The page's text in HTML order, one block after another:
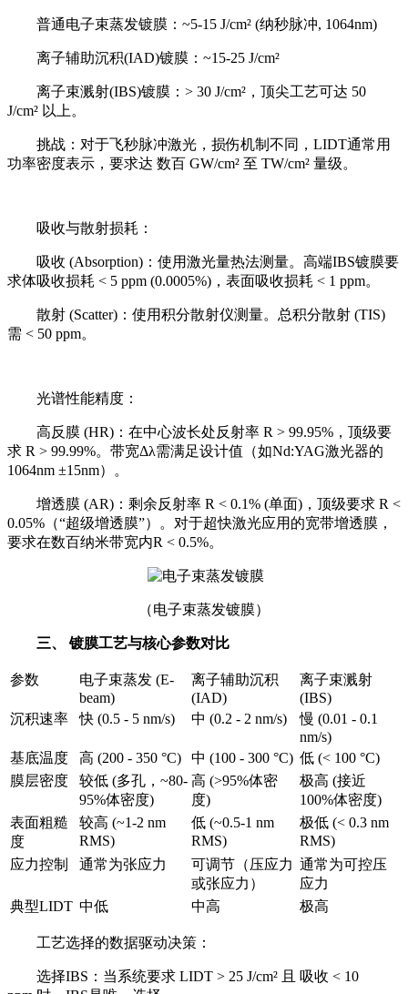
普通电子束蒸发镀膜：~5-15 J/cm² (纳秒脉冲, 1064nm)
离子辅助沉积(IAD)镀膜：~15-25 J/cm²
离子束溅射(IBS)镀膜：> 30 J/cm²，顶尖工艺可达 50
J/cm² 以上。
挑战：对于飞秒脉冲激光，损伤机制不同，LIDT通常用
功率密度表示，要求达 数百 GW/cm² 至 TW/cm² 量级。
吸收与散射损耗：
吸收 (Absorption)：使用激光量热法测量。高端IBS镀膜要
求体吸收损耗 < 5 ppm (0.0005%)，表面吸收损耗 < 1 ppm。
散射 (Scatter)：使用积分散射仪测量。总积分散射 (TIS)
需 < 50 ppm。
光谱性能精度：
高反膜 (HR)：在中心波长处反射率 R > 99.95%，顶级要
求 R > 99.99%。带宽Δλ需满足设计值（如Nd:YAG激光器的
1064nm ±15nm）。
增透膜 (AR)：剩余反射率 R < 0.1% (单面)，顶级要求 R <
0.05%（“超级增透膜”）。对于超快激光应用的宽带增透膜，
要求在数百纳米带宽内R < 0.5%。
（电子束蒸发镀膜）
三、 镀膜工艺与核心参数对比
参数
电子束蒸发 (E-
beam)
离子辅助沉积
(IAD)
离子束溅射
(IBS)
沉积速率
快 (0.5 - 5 nm/s) 中 (0.2 - 2 nm/s)
慢 (0.01 - 0.1
nm/s)
基底温度
高 (200 - 350 °C) 中 (100 - 300 °C) 低 (< 100 °C)
膜层密度
较低 (多孔，~80-
95%体密度)
高 (>95%体密
度)
极高 (接近
100%体密度)
表面粗糙
度
较高 (~1-2 nm
RMS)
低 (~0.5-1 nm
RMS)
极低 (< 0.3 nm
RMS)
应力控制
通常为张应力
可调节（压应力
或张应力）
通常为可控压
应力
典型LIDT 中低 中高 极高
工艺选择的数据驱动决策：
选择IBS：当系统要求 LIDT > 25 J/cm² 且 吸收 < 10